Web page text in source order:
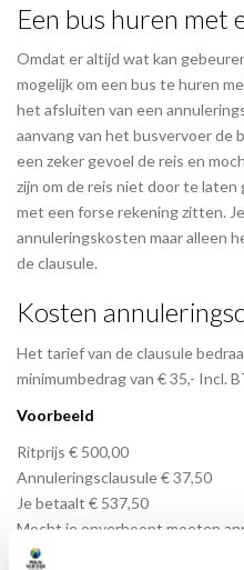
Een bus huren met
Omdat er altijd wat kan
mogelijk om een bus te huren
het afsluiten van een
aanvang van het busvervoer de
een zeker gevoel de reis en
zijn om de reis niet door te laten
met een forse rekening zitten.
annuleringskosten maar alleen
de clausule.
Kosten
Het tarief van de clausule
minimumbedrag van € 35,- Incl.
Voorbeeld
Ritprijs € 500,00
Annuleringsclausule € 37,50
Je betaalt € 537,50
Mocht je onverhoopt moeten
afgesloten betaal je in dit